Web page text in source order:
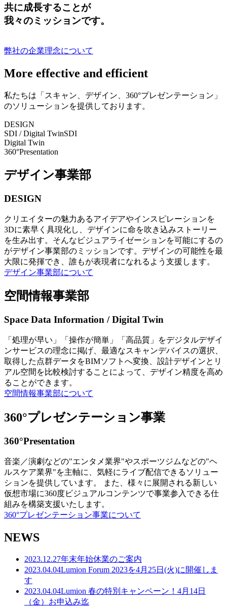
共に成長することが
我々のミッションです。
弊社の企業理念について
More effective and efficient
私たちは「スキャン、デザイン、360°プレゼンテーション」
のソリューションを提供しております。
DESIGN
SDI / Digital TwinSDI
Digital Twin
360°Presentation
デザイン事業部
DESIGN
クリエイターの魅力あるアイデアやインスピレーションを
3Dに素早く具現化し、デザインに命を吹き込みストーリー
を生み出す。そんなビジュアライゼーションを可能にするの
がデザイン事業部のミッションです。デザインの可能性を最
大限に発揮でき、誰もが表現者になれるよう支援します。
デザイン事業部について
空間情報事業部
Space Data Information / Digital Twin
「処理が早い」「操作が簡単」「高品質」をデジタルデザイ
ンサービスの理念に掲げ、最適なスキャンデバイスの選択、
取得した点群データをBIMソフトへ変換、設計デザインとリ
アル空間を比較検討することによって、デザイン精度を高め
ることができます。
空間情報事業部について
360°プレゼンテーション事業
360°Presentation
音楽／演劇などの"エンタメ業界"やスポーツジムなどの"ヘ
ルスケア業界"を主軸に、気軽にライブ配信できるソリュー
ションを提供しています。 また、様々に展開される新しい
仮想市場に360度ビジュアルコンテンツで事業参入できる仕
組みを構築支援いたします。
360°プレゼンテーション事業について
NEWS
2023.12.27年末年始休業のご案内
2023.04.04Lumion Forum 2023を4月25日(火)に開催しま
す
2023.04.04Lumion 春の特別キャンペーン！4月14日
（金）お申込み迄